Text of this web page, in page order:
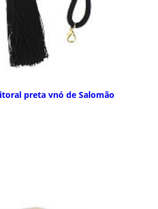
preta vnó de Salomão